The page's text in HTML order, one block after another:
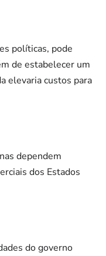
políticas, pode
de estabelecer um
elevaria custos para
dependem
dos Estados
do governo